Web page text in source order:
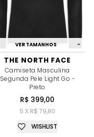
VER TAMANHOS
THE NORTH FACE
Camiseta Masculina
Segunda Pele Light Go -
Preto
R$ 399,00
5 X R$ 79,80
WISHLIST